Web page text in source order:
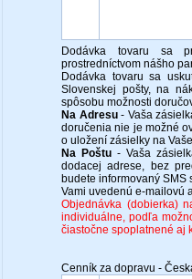
Dodávka tovaru sa
prostredníctvom nášho
Dodávka tovaru sa
Slovenskej pošty, na
spôsobu možnosti
Na Adresu- Vaša
doručenia nie je možné
o uložení zásielky na
Na Poštu- Vaša
dodacej adrese, bez
budete informovaný
Vami uvedenú e-mailovú
Objednávka (dobierka)
individuálne, podľa
čiastočne spoplatnené aj
Cenník za dopravu -